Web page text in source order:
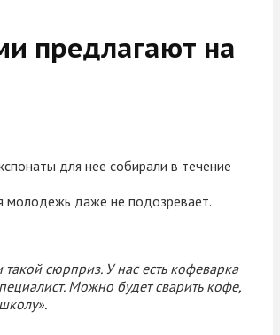
предлагают на
для нее собирали в течение
молодежь даже не подозревает.
сюрприз. У нас есть кофеварка
Можно будет сварить кофе,